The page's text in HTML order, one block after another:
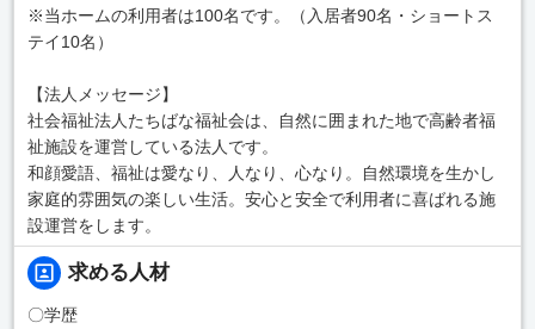
※当ホームの利用者は100名です。（入居者90名・ショートス
テイ10名）
【法人メッセージ】
社会福祉法人たちばな福祉会は、自然に囲まれた地で高齢者福
祉施設を運営している法人です。
和顔愛語、福祉は愛なり、人なり、心なり。自然環境を生かし
家庭的雰囲気の楽しい生活。安心と安全で利用者に喜ばれる施
設運営をします。
求める人材
〇学歴